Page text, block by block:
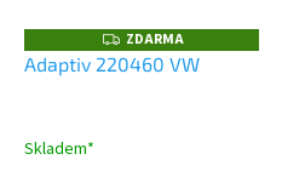
Z
D
A
ZDARMA
Adaptiv 220460 VW
Skladem*